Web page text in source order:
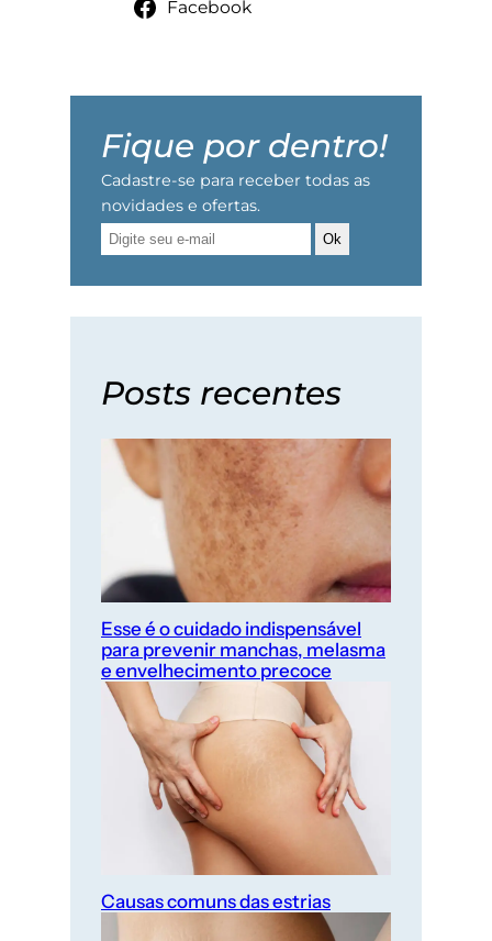
Facebook
Fique por dentro!
Cadastre-se para receber todas as
novidades e ofertas.
Ok
Posts recentes
Esse é o cuidado indispensável
para prevenir manchas, melasma
e envelhecimento precoce
Causas comuns das estrias